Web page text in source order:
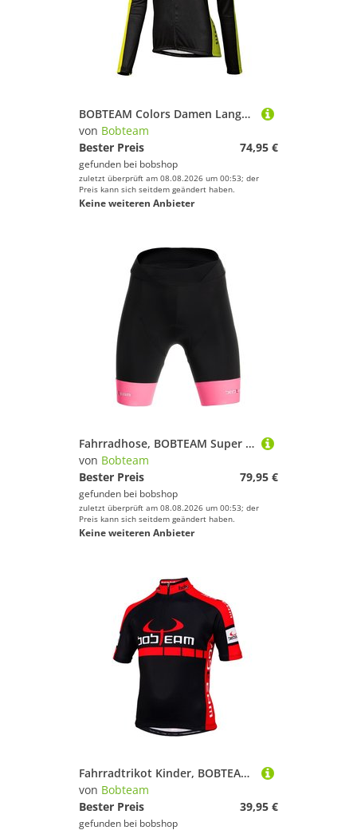
BOBTEAM Colors Damen Langarmtrikot
von Bobteam
Bester Preis
74,95 €
gefunden bei bobshop
zuletzt überprüft am 08.08.2026 um 00:53; der
Preis kann sich seitdem geändert haben.
Keine weiteren Anbieter
Fahrradhose, BOBTEAM Super Grip Damen Radhose, Größe M, Radbekleidung
von Bobteam
Bester Preis
79,95 €
gefunden bei bobshop
zuletzt überprüft am 08.08.2026 um 00:53; der
Preis kann sich seitdem geändert haben.
Keine weiteren Anbieter
Fahrradtrikot Kinder, BOBTEAM Kindertrikot Colors, Größe L, Fahrradbekleidung
von Bobteam
Bester Preis
39,95 €
gefunden bei bobshop